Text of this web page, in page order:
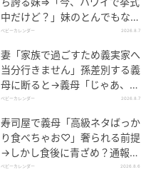
中だけど？」妹のとんでもない
勘違いとは
ベビーカレンダー 2026.8.7
妻「家族で過ごすため義実家へ
当分行きません」孫差別する義
母に断ると→義母「じゃあ、私
は…」妻絶句＜こどおじ義兄＞
ベビーカレンダー 2026.8.7
寿司屋で義母「高級ネタばっか
り食べちゃお♡」奢られる前提
→しかし食後に青ざめ？通報さ
れ警察沙汰！
ベビーカレンダー 2026.8.6